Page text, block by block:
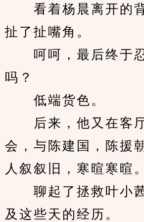
看着杨晨离开的
扯了扯嘴角。
呵呵，最后终于忍
吗？
低端货色。
后来，他又在客厅
会，与陈建国，陈援
人叙叙旧，寒暄寒暄。
聊起了拯救叶小茜
及这些天的经历。